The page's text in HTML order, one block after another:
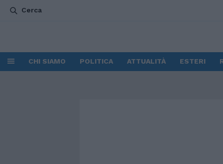
Cerca
CHI SIAMO POLITICA ATTUALITÀ ESTERI